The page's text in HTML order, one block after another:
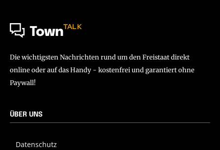
TownTALK
Die wichtigsten Nachrichten rund um den Freistaat direkt
online oder auf das Handy - kostenfrei und garantiert ohne
Paywall!
ÜBER UNS
Datenschutz